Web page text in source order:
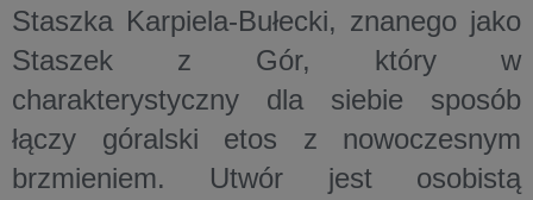
Staszka Karpiela-Bułecki, znanego jako
Staszek z Gór, który w
charakterystyczny dla siebie sposób
łączy góralski etos z nowoczesnym
brzmieniem. Utwór jest osobistą